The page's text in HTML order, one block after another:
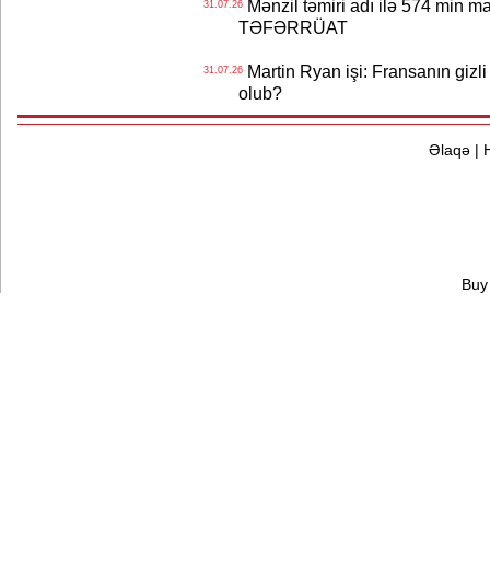
31.07.26Mənzil təmiri adı ilə 574 min
TƏFƏRRÜAT
31.07.26Martin Ryan işi: Fransanın gizli
olub?
Əlaqə|